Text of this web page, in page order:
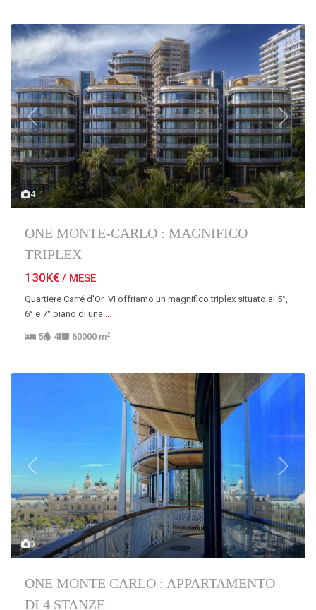
4
Previous Next
ONE MONTE-CARLO : MAGNIFICO
TRIPLEX
130K€ / MESE
Quartiere Carré d'Or Vi offriamo un magnifico triplex situato al 5°,
6° e 7° piano di una ...
5 4 60000 m2
3
Previous Next
ONE MONTE CARLO : APPARTAMENTO
DI 4 STANZE